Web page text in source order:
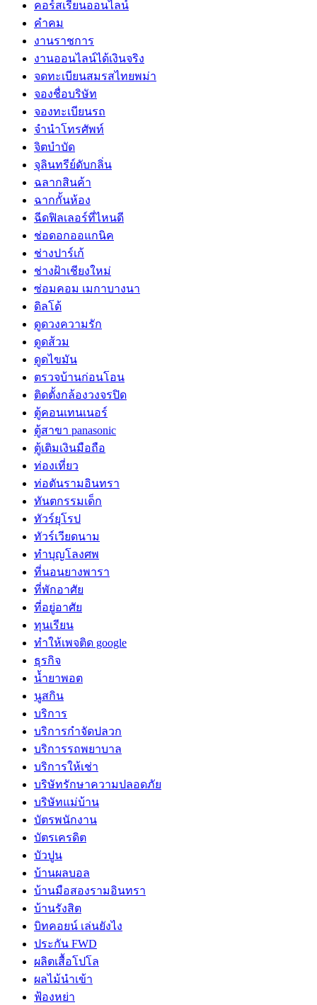
คอร์สเรียนออนไลน์
คำคม
งานราชการ
งานออนไลน์ได้เงินจริง
จดทะเบียนสมรสไทยพม่า
จองชื่อบริษัท
จองทะเบียนรถ
จำนำโทรศัพท์
จิตบำบัด
จุลินทรีย์ดับกลิ่น
ฉลากสินค้า
ฉากกั้นห้อง
ฉีดฟิลเลอร์ที่ไหนดี
ช่อดอกออแกนิค
ช่างปาร์เก้
ช่างฝ้าเชียงใหม่
ซ่อมคอม เมกาบางนา
ดิลโด้
ดูดวงความรัก
ดูดส้วม
ดูดไขมัน
ตรวจบ้านก่อนโอน
ติดตั้งกล้องวงจรปิด
ตู้คอนเทนเนอร์
ตู้สาขา panasonic
ตู้เติมเงินมือถือ
ท่องเที่ยว
ท่อตันรามอินทรา
ทันตกรรมเด็ก
ทัวร์ยุโรป
ทัวร์เวียดนาม
ทำบุญโลงศพ
ที่นอนยางพารา
ที่พักอาศัย
ที่อยู่อาศัย
ทุนเรียน
ทําให้เพจติด google
ธุรกิจ
น้ำยาพอต
นูสกิน
บริการ
บริการกำจัดปลวก
บริการรถพยาบาล
บริการให้เช่า
บริษัทรักษาความปลอดภัย
บริษัทแม่บ้าน
บัตรพนักงาน
บัตรเครดิต
บัวปูน
บ้านผลบอล
บ้านมือสองรามอินทรา
บ้านรังสิต
บิทคอยน์ เล่นยังไง
ประกัน FWD
ผลิตเสื้อโปโล
ผลไม้นำเข้า
ฟ้องหย่า